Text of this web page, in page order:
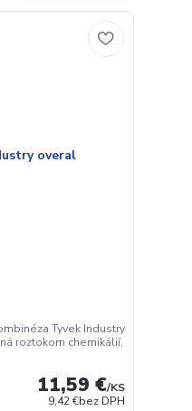
Tyvek Industry
roztokom chemikálií,
11,59 €/KS
9,42 €bez DPH